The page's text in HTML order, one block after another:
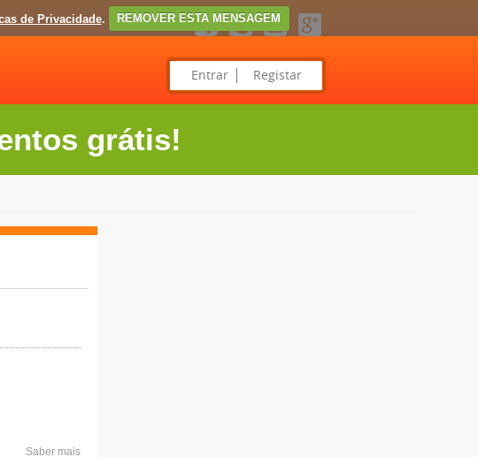
de Privacidade. REMOVER ESTA MENSAGEM
Entrar Registar
grátis!
Saber mais